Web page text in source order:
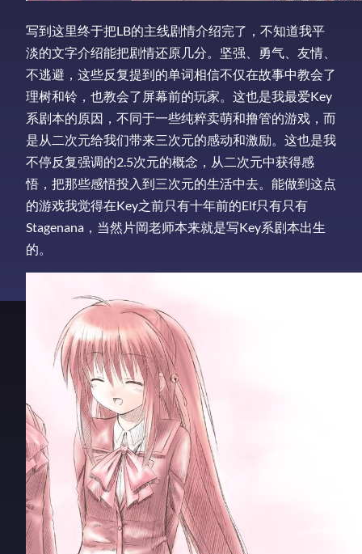
写到这里终于把LB的主线剧情介绍完了，不知道我平
淡的文字介绍能把剧情还原几分。坚强、勇气、友情、
不逃避，这些反复提到的单词相信不仅在故事中教会了
理树和铃，也教会了屏幕前的玩家。这也是我最爱Key
系剧本的原因，不同于一些纯粹卖萌和撸管的游戏，而
是从二次元给我们带来三次元的感动和激励。这也是我
不停反复强调的2.5次元的概念，从二次元中获得感
悟，把那些感悟投入到三次元的生活中去。能做到这点
的游戏我觉得在Key之前只有十年前的Elf只有只有
Stagenana，当然片岡老师本来就是写Key系剧本出生
的。